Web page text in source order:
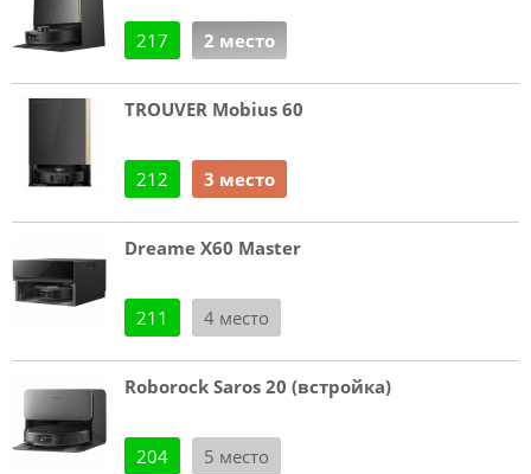
217 2 место
TROUVER Mobius 60
212 3 место
Dreame X60 Master
211 4 место
Roborock Saros 20 (встройка)
204 5 место